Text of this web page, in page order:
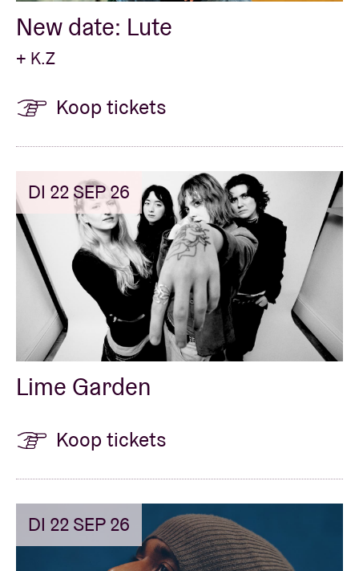
New date: Lute
+ K.Z
Koop tickets
DI 22 SEP 26
Lime Garden
Koop tickets
DI 22 SEP 26